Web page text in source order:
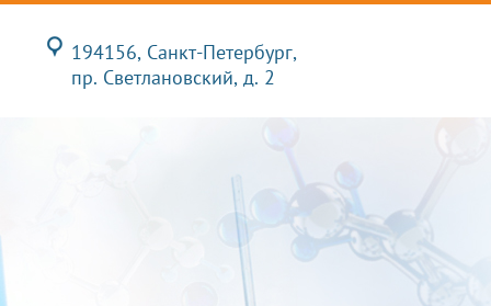
194156, Санкт-Петербург,
пр. Светлановский, д. 2